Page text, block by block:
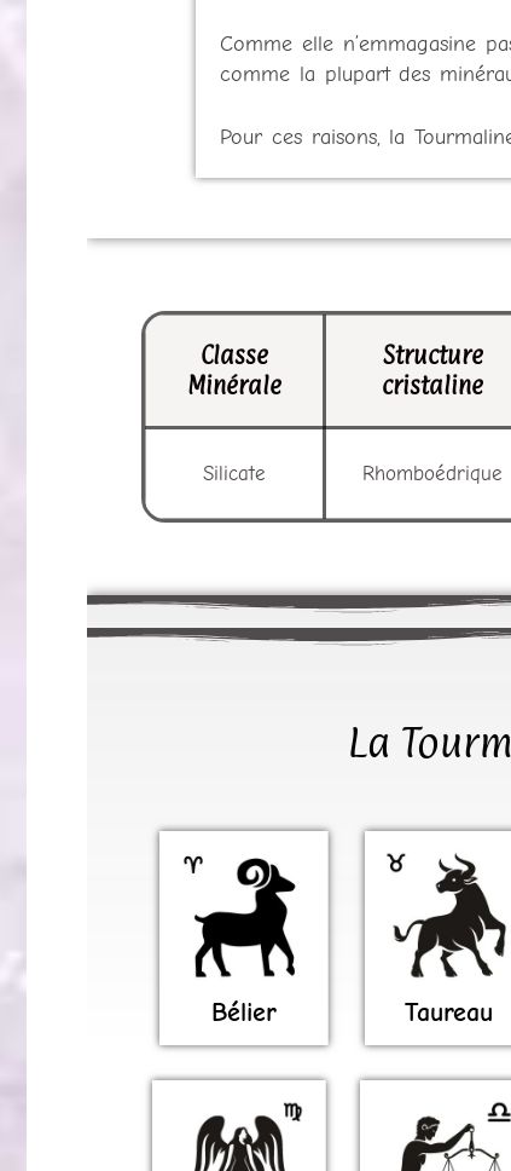
Comme elle n’emmagasine
comme la plupart des
Pour ces raisons, la
Classe
Minérale
Structure
cristaline
Silicate Rhomboédrique
La
Bélier Taureau